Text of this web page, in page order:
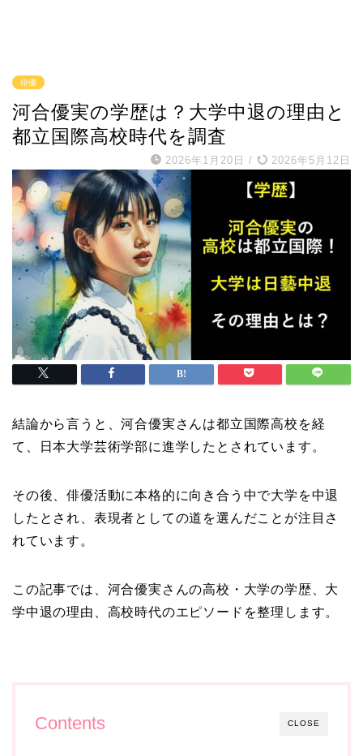
俳優
河合優実の学歴は？大学中退の理由と
都立国際高校時代を調査
2026年1月20日 / 2026年5月12日
結論から言うと、河合優実さんは都立国際高校を経
て、日本大学芸術学部に進学したとされています。
その後、俳優活動に本格的に向き合う中で大学を中退
したとされ、表現者としての道を選んだことが注目さ
れています。
この記事では、河合優実さんの高校・大学の学歴、大
学中退の理由、高校時代のエピソードを整理します。
CLOSE
Contents